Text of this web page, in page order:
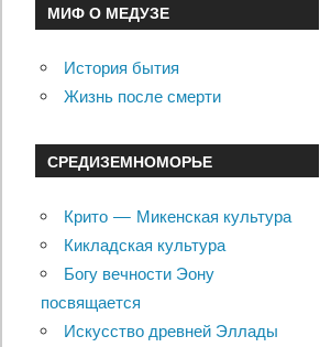
МИФ О МЕДУЗЕ
История бытия
Жизнь после смерти
СРЕДИЗЕМНОМОРЬЕ
Крито — Микенская культура
Кикладская культура
Богу вечности Эону
посвящается
Искусство древней Эллады